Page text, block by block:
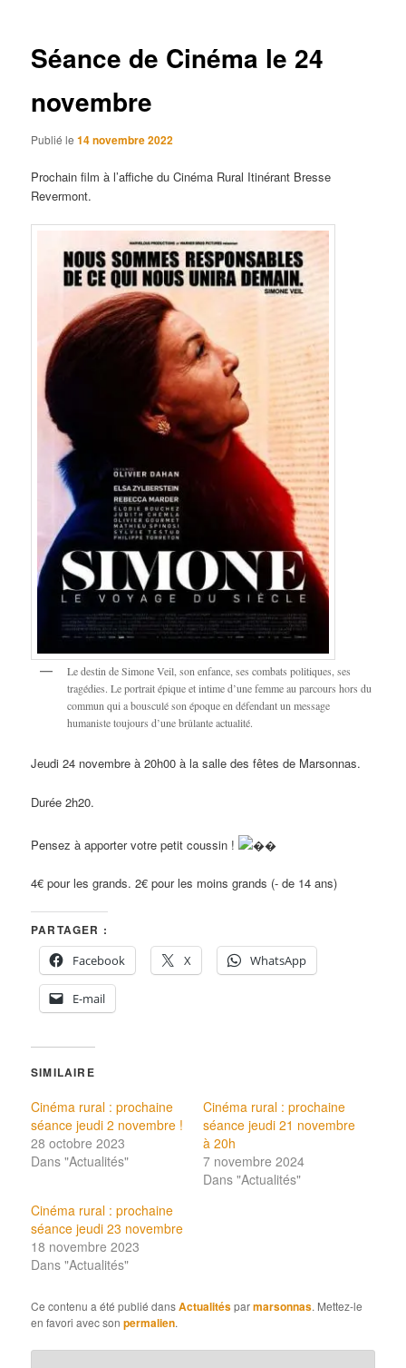
Séance de Cinéma le 24
novembre
Publié le14 novembre 2022
Prochain film à l’affiche du Cinéma Rural Itinérant Bresse
Revermont.
Le destin de Simone Veil, son enfance, ses combats politiques, ses
tragédies. Le portrait épique et intime d’une femme au parcours hors du
commun qui a bousculé son époque en défendant un message
humaniste toujours d’une brûlante actualité.
Jeudi 24 novembre à 20h00 à la salle des fêtes de Marsonnas.
Durée 2h20.
Pensez à apporter votre petit coussin !
4€ pour les grands. 2€ pour les moins grands (- de 14 ans)
PARTAGER :
Facebook
X WhatsApp
E-mail
SIMILAIRE
Cinéma rural : prochaine
séance jeudi 2 novembre !
28 octobre 2023
Dans "Actualités"
Cinéma rural : prochaine
séance jeudi 21 novembre
à 20h
7 novembre 2024
Dans "Actualités"
Cinéma rural : prochaine
séance jeudi 23 novembre
18 novembre 2023
Dans "Actualités"
Ce contenu a été publié dansActualitésparmarsonnas. Mettez-le
en favori avec sonpermalien.